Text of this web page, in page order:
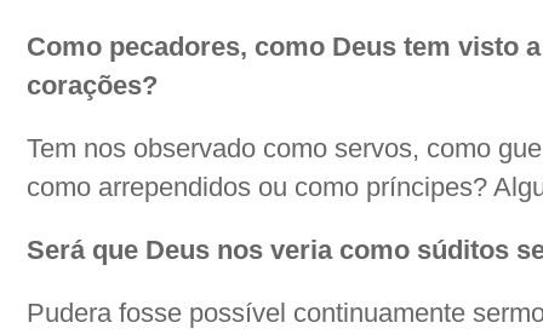
Como pecadores, como Deus tem visto
corações?
Tem nos observado como servos, como
como arrependidos ou como príncipes?
Será que Deus nos veria como súditos
Pudera fosse possível continuamente